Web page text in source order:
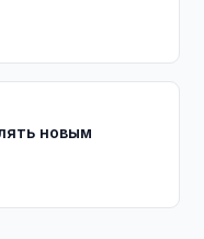
новым